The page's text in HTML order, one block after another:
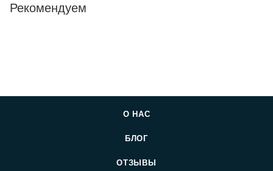
Рекомендуем
О НАС
БЛОГ
ОТЗЫВЫ